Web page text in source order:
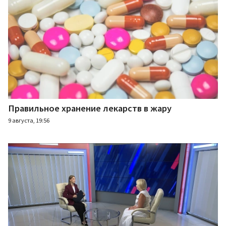
Правильное хранение лекарств в жару
9 августа, 19:56